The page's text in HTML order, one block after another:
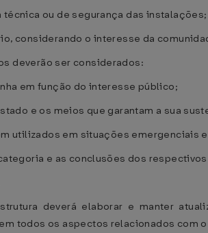
ou de segurança das instalações;
considerando o interesse da
deverão ser considerados:
em função do interesse público;
e os meios que garantam a sua
utilizados em situações emergenciais
e as conclusões dos
deverá elaborar e manter
todos os aspectos relacionados com